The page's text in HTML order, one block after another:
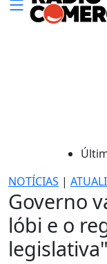
NOTÍCIAS |
Governo
lóbi e o
legislativa"